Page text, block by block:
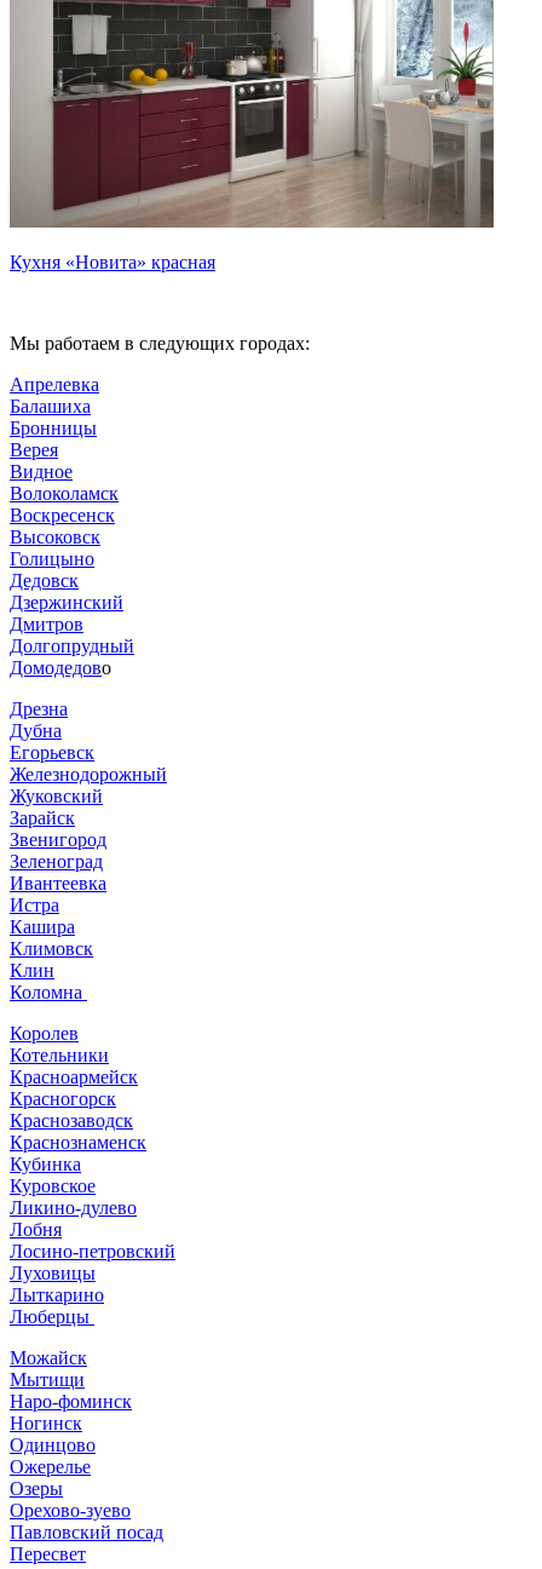
Кухня «Новита» красная
Мы работаем в следующих городах:
Апрелевка
Балашиха
Бронницы
Верея
Видное
Волоколамск
Воскресенск
Высоковск
Голицыно
Дедовск
Дзержинский
Дмитров
Долгопрудный
Домодедово
Дрезна
Дубна
Егорьевск
Железнодорожный
Жуковский
Зарайск
Звенигород
Зеленоград
Ивантеевка
Истра
Кашира
Климовск
Клин
Коломна
Королев
Котельники
Красноармейск
Красногорск
Краснозаводск
Краснознаменск
Кубинка
Куровское
Ликино-дулево
Лобня
Лосино-петровский
Луховицы
Лыткарино
Люберцы
Можайск
Мытищи
Наро-фоминск
Ногинск
Одинцово
Ожерелье
Озеры
Орехово-зуево
Павловский посад
Пересвет